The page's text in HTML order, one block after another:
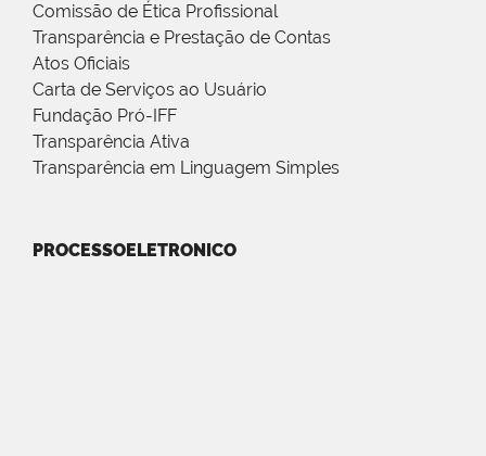
Comissão de Ética Profissional
Transparência e Prestação de Contas
Atos Oficiais
Carta de Serviços ao Usuário
Fundação Pró-IFF
Transparência Ativa
Transparência em Linguagem Simples
PROCESSOELETRONICO